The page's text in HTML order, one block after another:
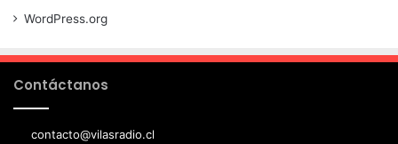
WordPress.org
Contáctanos
contacto@vilasradio.cl